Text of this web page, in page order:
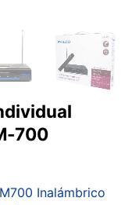
700
Inalámbrico